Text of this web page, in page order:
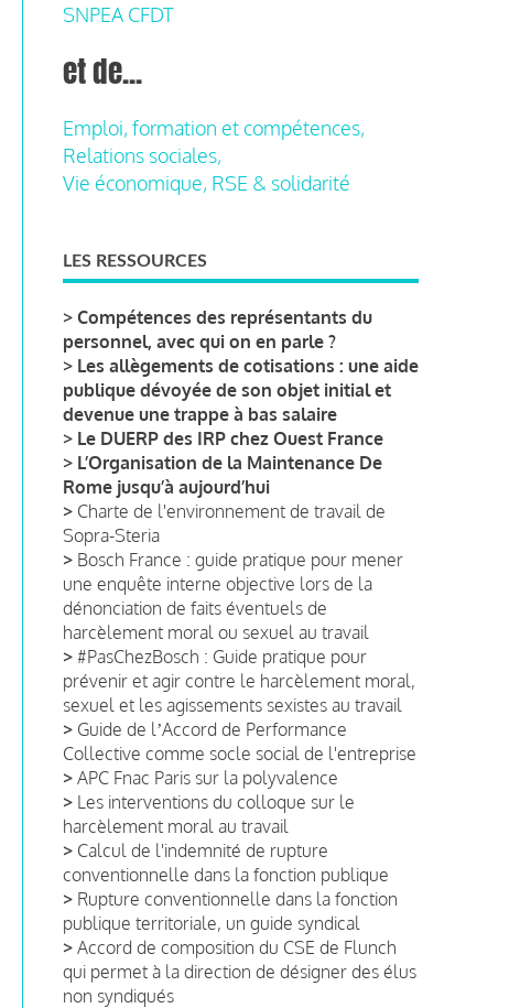
SNPEA CFDT
et de...
Emploi, formation et compétences,
Relations sociales,
Vie économique, RSE & solidarité
LES RESSOURCES
> Compétences des représentants du
personnel, avec qui on en parle ?
> Les allègements de cotisations : une aide
publique dévoyée de son objet initial et
devenue une trappe à bas salaire
> Le DUERP des IRP chez Ouest France
> L’Organisation de la Maintenance De
Rome jusqu’à aujourd’hui
> Charte de l'environnement de travail de
Sopra-Steria
> Bosch France : guide pratique pour mener
une enquête interne objective lors de la
dénonciation de faits éventuels de
harcèlement moral ou sexuel au travail
> #PasChezBosch : Guide pratique pour
prévenir et agir contre le harcèlement moral,
sexuel et les agissements sexistes au travail
> Guide de lʼAccord de Performance
Collective comme socle social de l'entreprise
> APC Fnac Paris sur la polyvalence
> Les interventions du colloque sur le
harcèlement moral au travail
> Calcul de l'indemnité de rupture
conventionnelle dans la fonction publique
> Rupture conventionnelle dans la fonction
publique territoriale, un guide syndical
> Accord de composition du CSE de Flunch
qui permet à la direction de désigner des élus
non syndiqués